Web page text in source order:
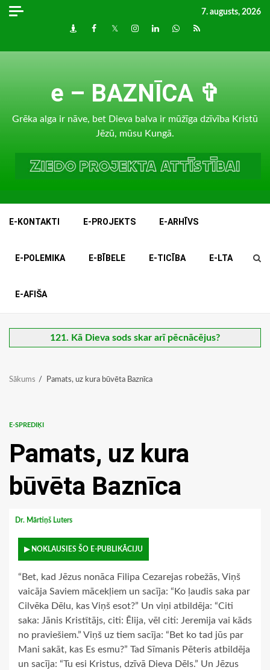
Skip
7. augusts, 2026
DraugiemFacebook
TwitterInstagram
LinkedInwhatsapp
RSS
e – BAZNĪCA ✞
Grēka alga ir nāve, bet Dieva balva ir mūžīga dzīvība Kristū
Jēzū, mūsu Kungā.
E-KONTAKTI E-PROJEKTS E-ARHĪVS
E-POLEMIKA E-BĪBELE E-TICĪBA E-LTA
E-AFIŠA
121. Kā Dieva sods skar arī pēcnācējus?
Sākums Pamats, uz kura būvēta Baznīca
E-SPREDIĶI
Pamats, uz kura
būvēta Baznīca
Dr. Mārtiņš Luters
▶ NOKLAUSIES ŠO E-PUBLIKĀCIJU
“Bet, kad Jēzus nonāca Filipa Cezarejas robežās, Viņš
vaicāja Saviem mācekļiem un sacīja: “Ko ļaudis saka par
Cilvēka Dēlu, kas Viņš esot?” Un viņi atbildēja: “Citi
saka: Jānis Kristītājs, citi: Ēlija, vēl citi: Jeremija vai kāds
no praviešiem.” Viņš uz tiem sacīja: “Bet ko tad jūs par
Mani sakāt, kas Es esmu?” Tad Sīmanis Pēteris atbildēja
un sacīja: “Tu esi Kristus, dzīvā Dieva Dēls.” Un Jēzus